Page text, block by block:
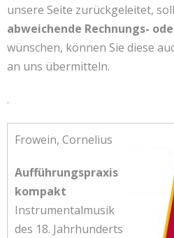
unsere Seite zurückgeleitet,
abweichende Rechnungs-
wünschen, können Sie diese
an uns übermitteln.
.
Frowein, Cornelius
Aufführungspraxis
kompakt
Instrumentalmusik
des 18. Jahrhunderts